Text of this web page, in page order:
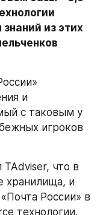
из этих
и
с таковым у
игроков
что в
хранилища, и
России» в
технологии.